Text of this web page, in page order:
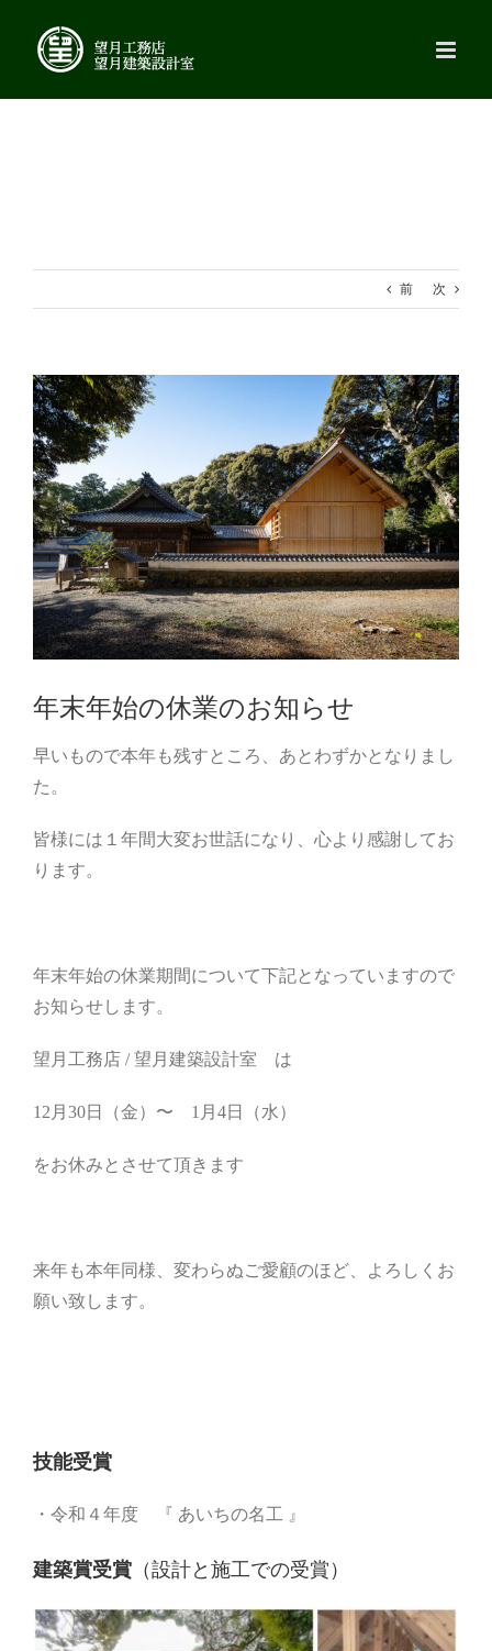
content
前 次
View
Larger
Image
年末年始の休業のお知らせ
早いもので本年も残すところ、あとわずかとなりまし
た。
皆様には１ 年間大変お世話になり、心より感謝してお
ります。
年末年始の休業期間について下記となっていますので
お知らせします。
望月工務店 / 望月建築設計室 は
12月30日（金）〜 1月4日（水）
をお休みとさせて頂きます
来年も本年同様、変わらぬご愛顧のほど、よろしくお
願い致します。
技能受賞
・令和４年度 『 あいちの名工 』
建築賞受賞 （設計と施工での受賞）